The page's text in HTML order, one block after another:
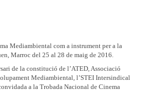
Mediambiental com a instrument per a la
Marroc del 25 al 28 de maig de 2016.
de la constitució de l’ATED, Associació
Mediambiental, l’STEI Intersindical
a la Trobada Nacional de Cinema